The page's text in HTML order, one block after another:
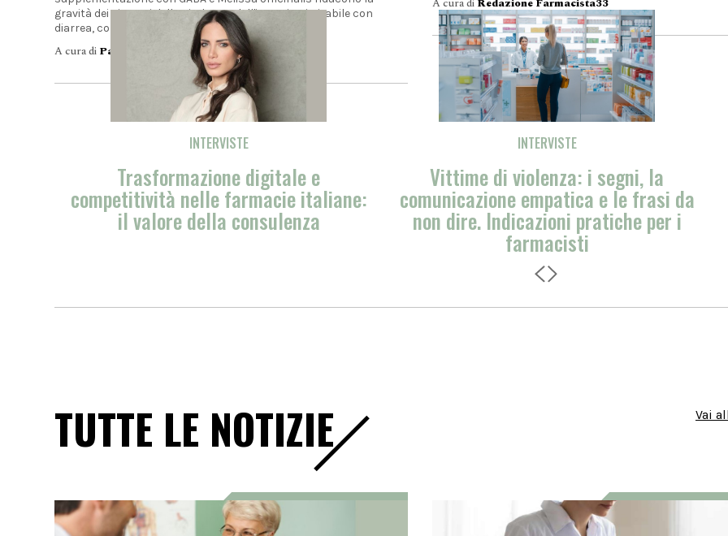
gravità dei sintomi della sindrome dell'intestino irritabile con
diarrea, con benefici...
A cura di Paolo Levantino - Farmacista clinico
A cura di Redazione Farmacista33
INTERVISTE
Vittime di violenza: i segni, la
comunicazione empatica e le frasi da
non dire. Indicazioni pratiche per i
INTERVISTE
Aderenza e accesso alle cure
cardiovascolari: risposte concrete da
Zentiva
TUTTE LE NOTIZIE Vai